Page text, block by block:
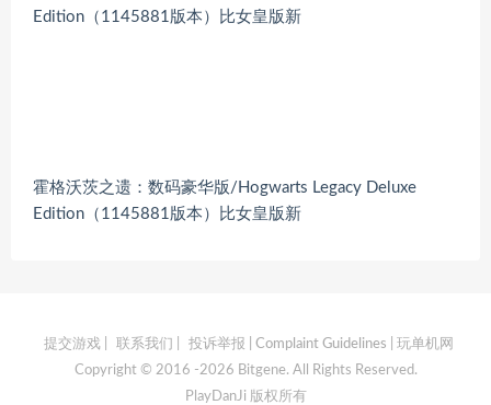
霍格沃茨之遗：数码豪华版/Hogwarts Legacy Deluxe
Edition（1145881版本）比女皇版新
提交游戏| 联系我们 投诉举报 | Complaint Guidelines | 玩单机网
Copyright © 2016 -2026 Bitgene. All Rights Reserved.
PlayDanJi 版权所有